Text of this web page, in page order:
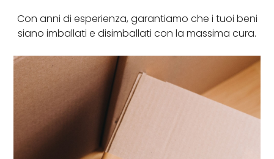
Con anni di esperienza, garantiamo che i tuoi beni
siano imballati e disimballati con la massima cura.